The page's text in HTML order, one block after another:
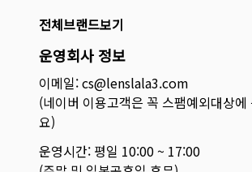
전체브랜드보기
운영회사 정보
이메일: cs@lenslala3.com
(네이버 이용고객은 꼭 스팸예외대상에
요)
운영시간: 평일 10:00 ~ 17:00